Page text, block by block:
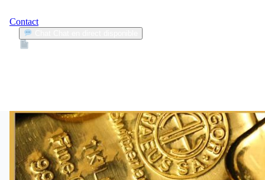
Contact